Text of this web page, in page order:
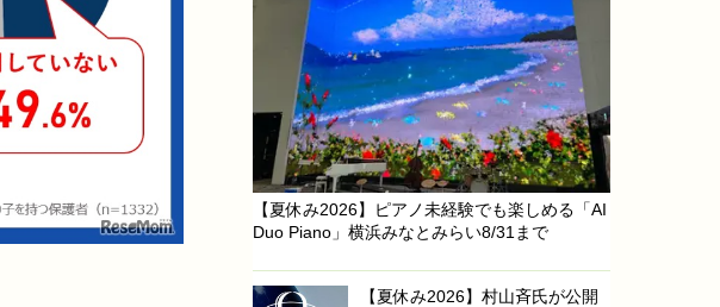
【夏休み2026】ピアノ未経験でも楽しめる「AI
Duo Piano」横浜みなとみらい8/31まで
【夏休み2026】村山斉氏が公開